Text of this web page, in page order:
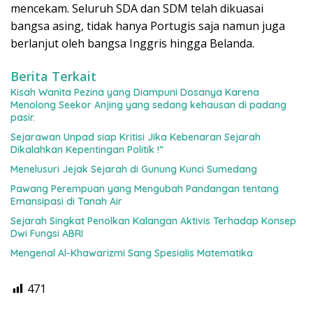
mencekam. Seluruh SDA dan SDM telah dikuasai
bangsa asing, tidak hanya Portugis saja namun juga
berlanjut oleh bangsa Inggris hingga Belanda.
Berita Terkait
Kisah Wanita Pezina yang Diampuni Dosanya Karena
Menolong Seekor Anjing yang sedang kehausan di padang
pasir.
Sejarawan Unpad siap Kritisi Jika Kebenaran Sejarah
Dikalahkan Kepentingan Politik !”
Menelusuri Jejak Sejarah di Gunung Kunci Sumedang
Pawang Perempuan yang Mengubah Pandangan tentang
Emansipasi di Tanah Air
Sejarah Singkat Penolkan Kalangan Aktivis Terhadap Konsep
Dwi Fungsi ABRI
Mengenal Al-Khawarizmi Sang Spesialis Matematika
471